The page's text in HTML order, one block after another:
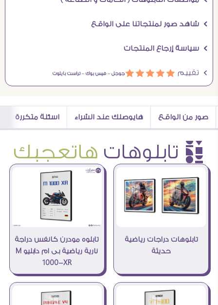
Ö شاهد صور لمنتجاتنا على الواقع
Ö سياسة إرجاع المنتجات
Ö تقييم áááááجوجل –فيس بوك –تراست بايلوت
صور من الواقع هايوصلك عند الشراء اسئلة متكررة
è تابلوهات هاتعجبك
تابلوهات دراجات رياضية
حديثة
تابلوه مودرن كانفس دراجة
نارية رياضية بى ام دابليو M
1000-XR